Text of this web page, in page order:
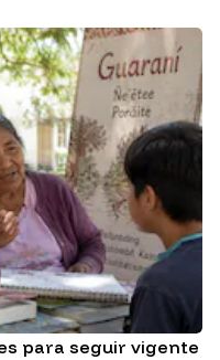
para seguir vigente